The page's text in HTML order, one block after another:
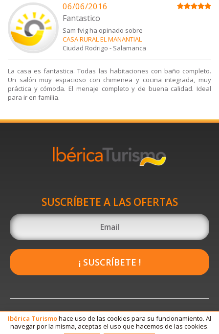
06/06/2016
Fantastico
Sam fvig ha opinado sobre
CASA RURAL EL MANANTIAL
Ciudad Rodrigo - Salamanca
La casa es fantastica. Todas las habitaciones con baño completo.
Un salón muy espacioso con chimenea y cocina integrada, muy
práctica y cómoda. El menaje completo y de buena calidad. Ideal
para ir en familia.
SUSCRÍBETE A LAS OFERTAS
¡ SUSCRÍBETE !
Ibérica Turismohace uso de las cookies para su funcionamiento. Al
navegar por la misma, aceptas el uso que hacemos de las cookies.